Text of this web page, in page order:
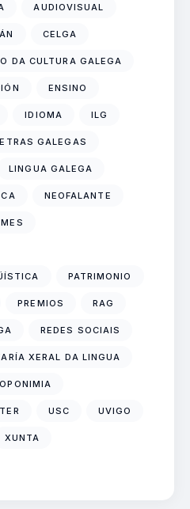
AUDIOVISUAL
CELGA
DA CULTURA GALEGA
ENSINO
IDIOMA ILG
GALEGAS
LINGUA GALEGA
NEOFALANTE
PATRIMONIO
PREMIOS RAG
REDES SOCIAIS
XERAL DA LINGUA
USC UVIGO
XUNTA